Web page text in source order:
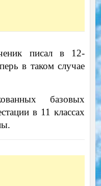
писал в 12-
в таком случае
базовых
в 11 классах